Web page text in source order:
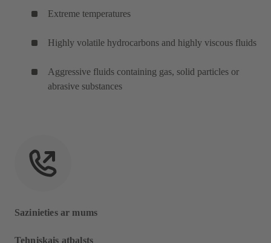
Extreme temperatures
Highly volatile hydrocarbons and highly viscous fluids
Aggressive fluids containing gas, solid particles or
abrasive substances
Sazinieties ar mums
Tehniskais atbalsts